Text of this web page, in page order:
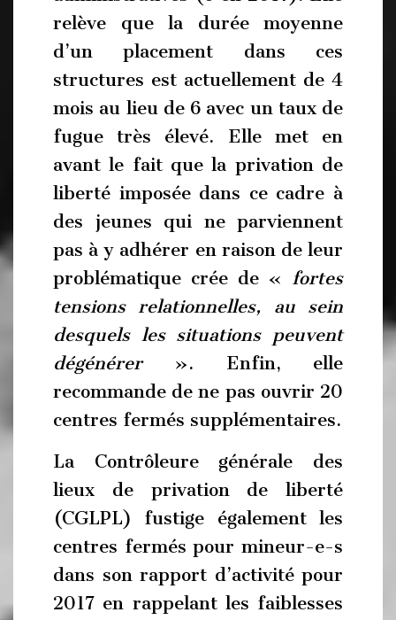
relève que la durée moyenne
d’un placement dans ces
structures est actuellement de 4
mois au lieu de 6 avec un taux de
fugue très élevé. Elle met en
avant le fait que la privation de
liberté imposée dans ce cadre à
des jeunes qui ne parviennent
pas à y adhérer en raison de leur
problématique crée de «
fortes
tensions relationnelles, au sein
desquels les situations peuvent
dégénérer». Enfin, elle
recommande de ne pas ouvrir 20
centres fermés supplémentaires.
La Contrôleure générale des
lieux de privation de liberté
(CGLPL) fustige également les
centres fermés pour mineur-e-s
dans son rapport d’activité pour
2017 en rappelant les faiblesses